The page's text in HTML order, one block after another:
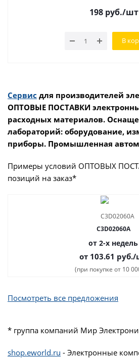
198руб./шт
В
Сервис для производителей
ОПТОВЫЕ ПОСТАВКИ
расходных материалов.
лабораторий: оборудование,
приборы. Промышленная
Примеры условий ОПТОВЫХ
позиций на заказ*
C3D02060A
от 2-х недель
от 103.61 руб./
(при покупке от 10
Посмотреть все предложения
* группа компаний Мир
shop.eworld.ru - Электронные